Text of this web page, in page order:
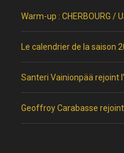
Warm-up : CHERBOURG /
Le calendrier de la saison
Santeri Vainionpää rejoint
Geoffroy Carabasse rejoint